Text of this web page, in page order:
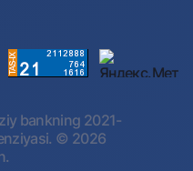
bankning 2021-
© 2026